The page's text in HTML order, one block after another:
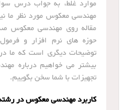
موارد غلط، به جواب درس
مهندسی معکوس مورد نظر ما
مقاله روی مهندسی معکوس
حوزه های نرم افزار و
توضیحات دیگری است که ما
بیشتر می خواهیم درباره
تجهیزات با شما سخن بگوییم.
کاربرد مهندسی معکوس در